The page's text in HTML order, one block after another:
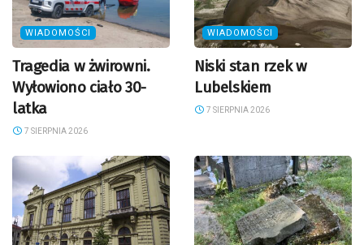
WIADOMOŚCI
Tragedia w żwirowni.
Wyłowiono ciało 30-
latka
7 SIERPNIA 2026
WIADOMOŚCI
Niski stan rzek w
Lubelskiem
7 SIERPNIA 2026